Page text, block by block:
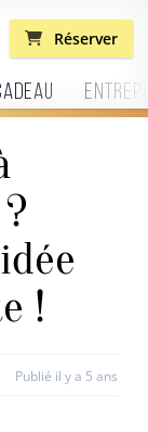
Réserver
!
Publié il y a 5 ans